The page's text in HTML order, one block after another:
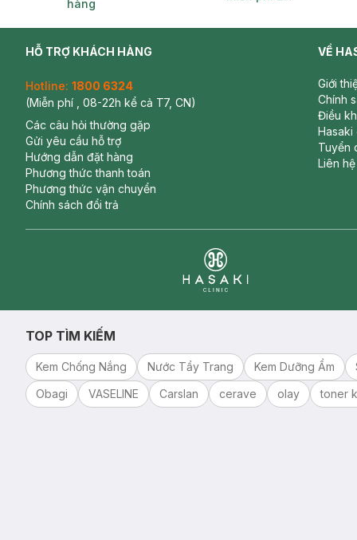
hàng
HỖ TRỢ KHÁCH HÀNG
Hotline: 1800 6324
(Miễn phí , 08-22h kể cả T7, CN)
Các câu hỏi thường gặp
Gửi yêu cầu hỗ trợ
Hướng dẫn đặt hàng
Phương thức thanh toán
Phương thức vận chuyển
Chính sách đổi trả
VỀ
Giới
Chính
Điều
Hasaki
Tuyển
Liên hệ
TOP TÌM KIẾM
Kem Chống Nắng Nước Tẩy Trang Kem Dưỡng Ẩm
Obagi
VASELINE Carslan cerave olay toner